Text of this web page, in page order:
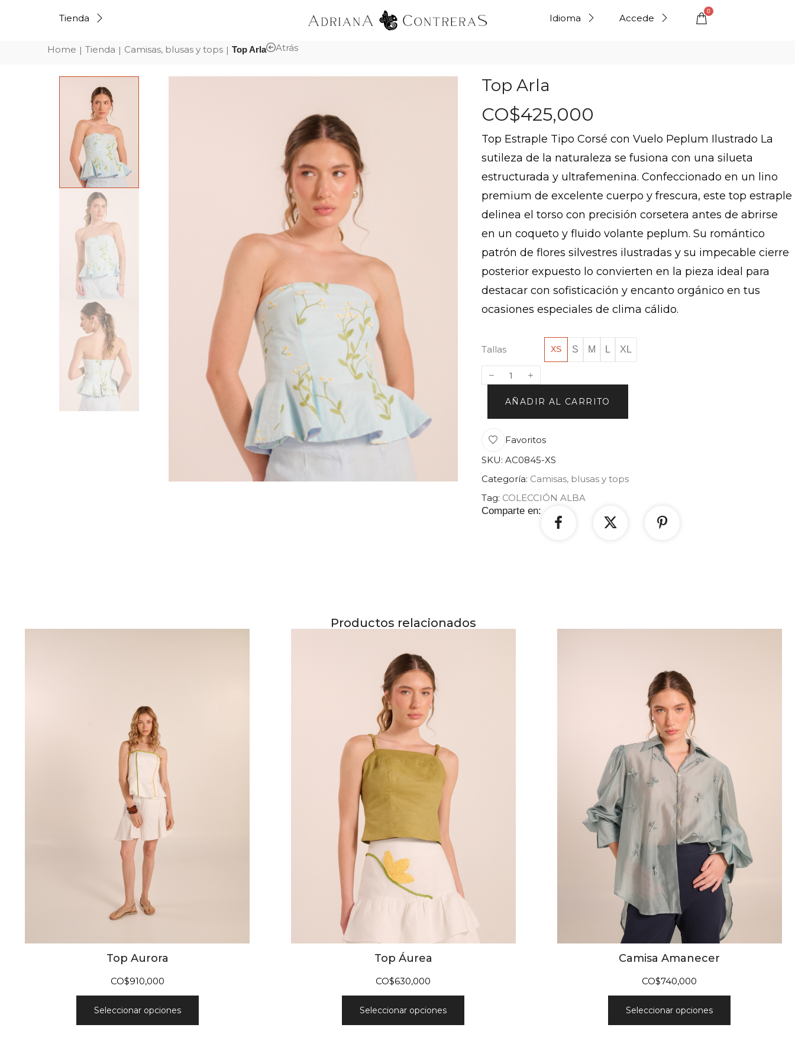
Tienda Idioma Accede
0
Home | Tienda | Camisas, blusas y tops | Top Arla Atrás
Top Arla
CO$425,000
Top Estraple Tipo Corsé con Vuelo Peplum Ilustrado La
sutileza de la naturaleza se fusiona con una silueta
estructurada y ultrafemenina. Confeccionado en un lino
premium de excelente cuerpo y frescura, este top estraple
delinea el torso con precisión corsetera antes de abrirse
en un coqueto y fluido volante peplum. Su romántico
patrón de flores silvestres ilustradas y su impecable cierre
posterior expuesto lo convierten en la pieza ideal para
destacar con sofisticación y encanto orgánico en tus
ocasiones especiales de clima cálido.
Tallas XS S M L XL
AÑADIR AL CARRITO
Favoritos
SKU: AC0845-XS
Categoría: Camisas, blusas y tops
Tag: COLECCIÓN ALBA
Comparte en:
Productos relacionados
Top Aurora
CO$910,000
Seleccionar opciones
Top Áurea
CO$630,000
Seleccionar opciones
Camisa Amanecer
CO$740,000
Seleccionar opciones